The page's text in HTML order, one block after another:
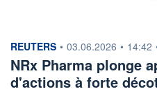
Cotation sur les autres
information fournie par
REUTERS • 03.06.2026 • 14:42
NRx Pharma plonge
d'actions à forte